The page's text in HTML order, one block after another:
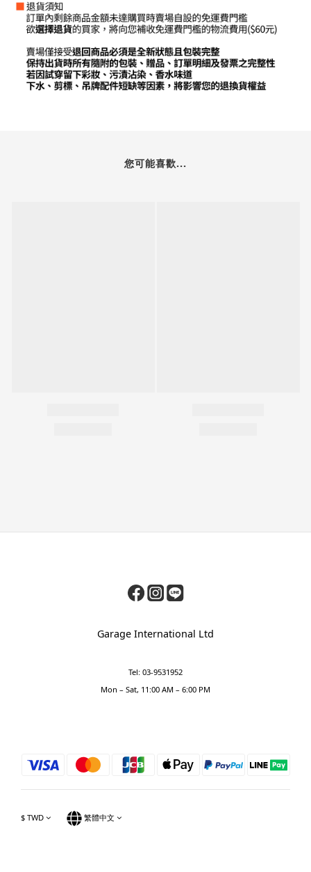
您可能喜歡...
Garage International Ltd
Tel: 03-9531952
Mon – Sat, 11:00 AM – 6:00 PM
$ TWD 繁體中文